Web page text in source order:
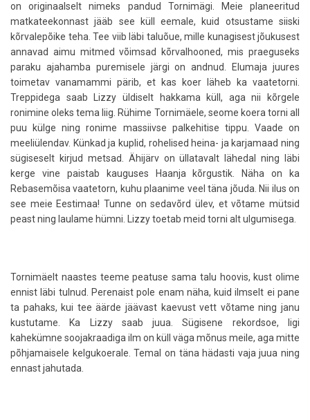
on originaalselt nimeks pandud Tornimägi. Meie planeeritud
matkateekonnast jääb see küll eemale, kuid otsustame siiski
kõrvalepõike teha. Tee viib läbi taluõue, mille kunagisest jõukusest
annavad aimu mitmed võimsad kõrvalhooned, mis praeguseks
paraku ajahamba puremisele järgi on andnud. Elumaja juures
toimetav vanamammi pärib, et kas koer läheb ka vaatetorni.
Treppidega saab Lizzy üldiselt hakkama küll, aga nii kõrgele
ronimine oleks tema liig. Rühime Tornimäele, seome koera torni all
puu külge ning ronime massiivse palkehitise tippu. Vaade on
meeliülendav. Künkad ja kuplid, rohelised heina- ja karjamaad ning
sügiseselt kirjud metsad. Ähijärv on üllatavalt lähedal ning läbi
kerge vine paistab kauguses Haanja kõrgustik. Näha on ka
Rebasemõisa vaatetorn, kuhu plaanime veel täna jõuda. Nii ilus on
see meie Eestimaa! Tunne on sedavõrd ülev, et võtame mütsid
peast ning laulame hümni. Lizzy toetab meid torni alt ulgumisega.
Tornimäelt naastes teeme peatuse sama talu hoovis, kust olime
ennist läbi tulnud. Perenaist pole enam näha, kuid ilmselt ei pane
ta pahaks, kui tee äärde jäävast kaevust vett võtame ning janu
kustutame. Ka Lizzy saab juua. Sügisene rekordsoe, ligi
kahekümne soojakraadiga ilm on küll väga mõnus meile, aga mitte
põhjamaisele kelgukoerale. Temal on täna hädasti vaja juua ning
ennast jahutada.